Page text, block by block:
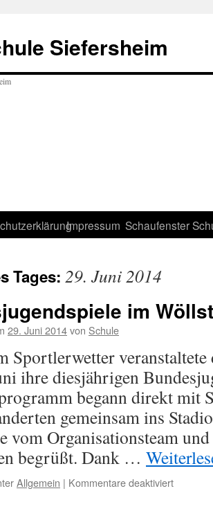
Siefersheim
Impressum Schaufenster
Tages: 29. Juni 2014
im
29. Juni 2014von Schule
Sportlerwetter
ihre diesjährigen
begann direkt mit
gemeinsam ins
vom Organisationsteam
begrüßt. Dank …
Allgemein | Kommentare deaktiviertfür